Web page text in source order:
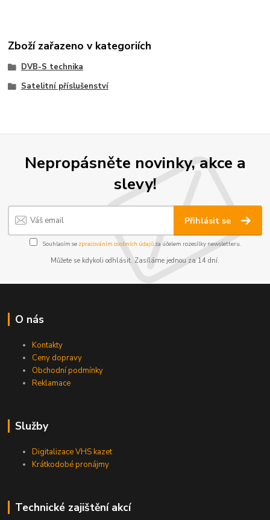
Zboží zařazeno v kategoriích
DVB-S technika
Satelitní příslušenství
Nepropásněte novinky, akce a
slevy!
Přihlásit se
Souhlasím se zpracováním osobních údajůza účelem rozesílky newsletteru.
Můžete se kdykoli odhlásit. Zasíláme jednou za 14 dní.
O nás
Kontakty
Ceny dopravy
Obchodní podmínky
Reklamace
Služby
Digitalizace VHS kazet
Krátkodobé pronájmy
Technické zajištění akcí